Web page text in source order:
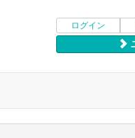
ログイン